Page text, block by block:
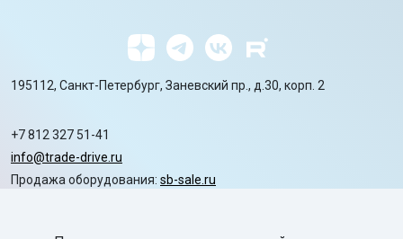
195112, Санкт-Петербург, Заневский пр., д.30, корп. 2
+7 812 327 51-41
info@trade-drive.ru
Продажа оборудования: sb-sale.ru